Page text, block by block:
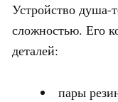
Устройство душа-
сложностью. Его
деталей:
пары